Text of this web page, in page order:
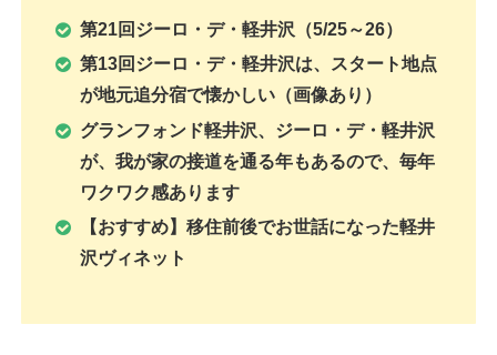
第21回ジーロ・デ・軽井沢（5/25～26）
第13回ジーロ・デ・軽井沢は、スタート地点
が地元追分宿で懐かしい（画像あり）
グランフォンド軽井沢、ジーロ・デ・軽井沢
が、我が家の接道を通る年もあるので、毎年
ワクワク感あります
【おすすめ】移住前後でお世話になった軽井
沢ヴィネット